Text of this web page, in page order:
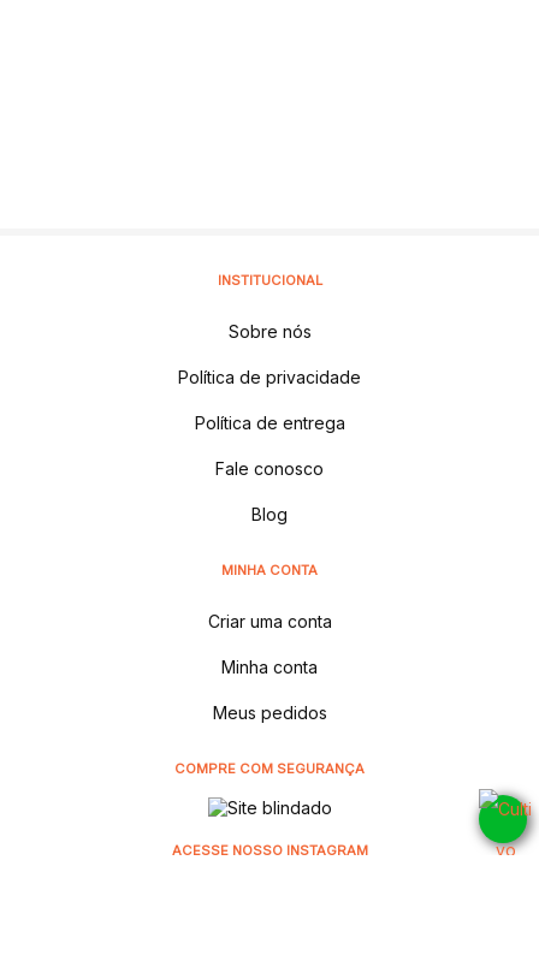
INSTITUCIONAL
Sobre nós
Política de privacidade
Política de entrega
Fale conosco
Blog
MINHA CONTA
Criar uma conta
Minha conta
Meus pedidos
COMPRE COM SEGURANÇA
ACESSE NOSSO INSTAGRAM